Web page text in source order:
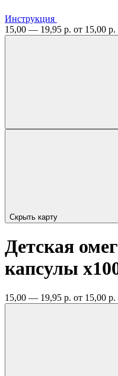
Инструкция
15,00 — 19,95 р. от 15,00 р.
Скрыть карту
Детская
капсулы
15,00 — 19,95 р. от 15,00 р.